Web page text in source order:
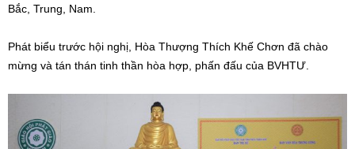
Bắc, Trung, Nam.
Phát biểu trước hội nghị, Hòa Thượng Thích Khế Chơn đã chào
mừng và tán thán tinh thần hòa hợp, phấn đấu của BVHTƯ.